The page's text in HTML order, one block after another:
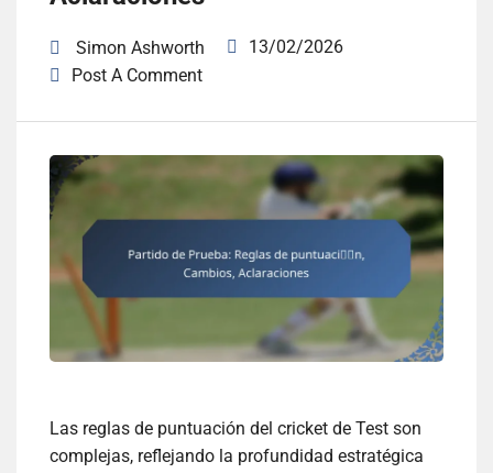
Simon Ashworth
13/02/2026
Post A Comment
Las reglas de puntuación del cricket de Test son
complejas, reflejando la profundidad estratégica